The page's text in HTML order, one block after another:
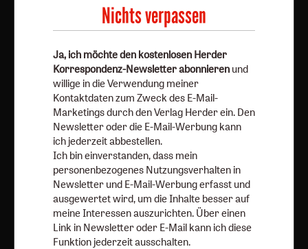
Mail-Marketings durch den Verlag Herder ein. Den
Newsletter oder die E-Mail-Werbung kann ich jederzeit
Ich bin einverstanden, dass mein personenbezogenes
Nutzungsverhalten in Newsletter und E-Mail-Werbung
erfasst und ausgewertet wird, um die Inhalte besser auf
meine Interessen auszurichten. Über einen Link in
Newsletter oder E-Mail kann ich diese Funktion jederzeit
ausschalten.
Weiterführende Informationen finden Sie in unseren
Datenschutzhinweisen.
Nichts verpassen
Ja, ich möchte den kostenlosen Herder
Korrespondenz-Newsletter abonnieren und
willige in die Verwendung meiner
Kontaktdaten zum Zweck des E-Mail-
Marketings durch den Verlag Herder ein. Den
Newsletter oder die E-Mail-Werbung kann
ich jederzeit abbestellen.
Ich bin einverstanden, dass mein
personenbezogenes Nutzungsverhalten in
Newsletter und E-Mail-Werbung erfasst und
ausgewertet wird, um die Inhalte besser auf
meine Interessen auszurichten. Über einen
Link in Newsletter oder E-Mail kann ich diese
Funktion jederzeit ausschalten.